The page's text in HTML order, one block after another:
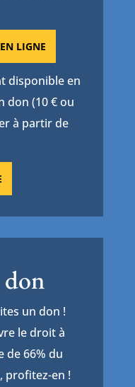
LIGNE
disponible en
don (10 € ou
à partir de
don
un don !
le droit à
de 66% du
profitez-en !